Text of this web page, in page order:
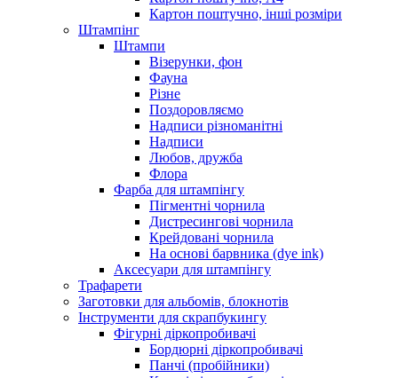
Картон поштучно, інші розміри
Штампінг
Штампи
Візерунки, фон
Фауна
Різне
Поздоровляємо
Надписи різноманітні
Надписи
Любов, дружба
Флора
Фарба для штампінгу
Пігментні чорнила
Дистресингові чорнила
Крейдовані чорнила
На основі барвника (dye ink)
Аксесуари для штампінгу
Трафарети
Заготовки для альбомів, блокнотів
Інструменти для скрапбукингу
Фігурні діркопробивачі
Бордюрні діркопробивачі
Панчі (пробійники)